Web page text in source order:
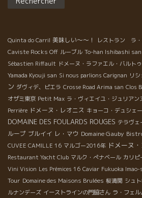
Quinta do Carril 美味しい～～！ レストラン ラ
Caviste Rocks Off ルーブル To-han Ishibashi san
Sébastien Riffault ドメーヌ・ラファエル・バルト
Yamada Kyouji san Si nous parlions Carignan リ
ン ダヴィデ、ピエラ Crosse Road Arima san Clos
オザミ東京 Petit Max ラ・ヴィエイユ・ジュリアン
Perrière ドメーヌ・レオニス キョーコ・デュシェ
DOMAINE DES FOULARDS ROUGES テラヴェ
ループ ブルイイ レ・マウ Domaine Gauby
CUVEE CAMILLE 16 マルゴー2016年 ドメーヌ
Restaurant Yacht Club マルク・ぺナベール カリピ
Vini Vision Les Prémices 16 Caviar Fukuoka Imao-
Tour Domaine des Maisons Brulées 桜満開 シュ
ルナンデーズ イーストラインの門脇さん ラ・フェ